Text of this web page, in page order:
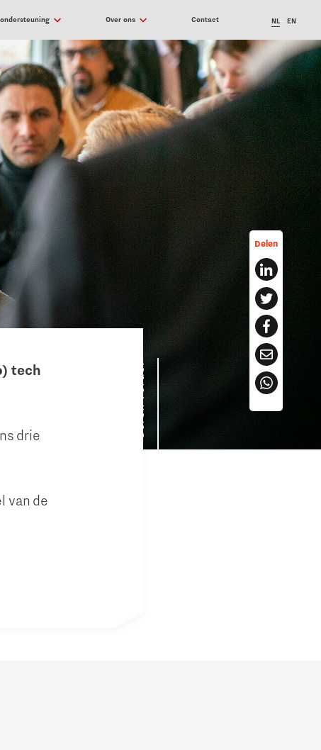
Over ons Contact NL EN
Scroll verder
Delen
tech
drie
van de